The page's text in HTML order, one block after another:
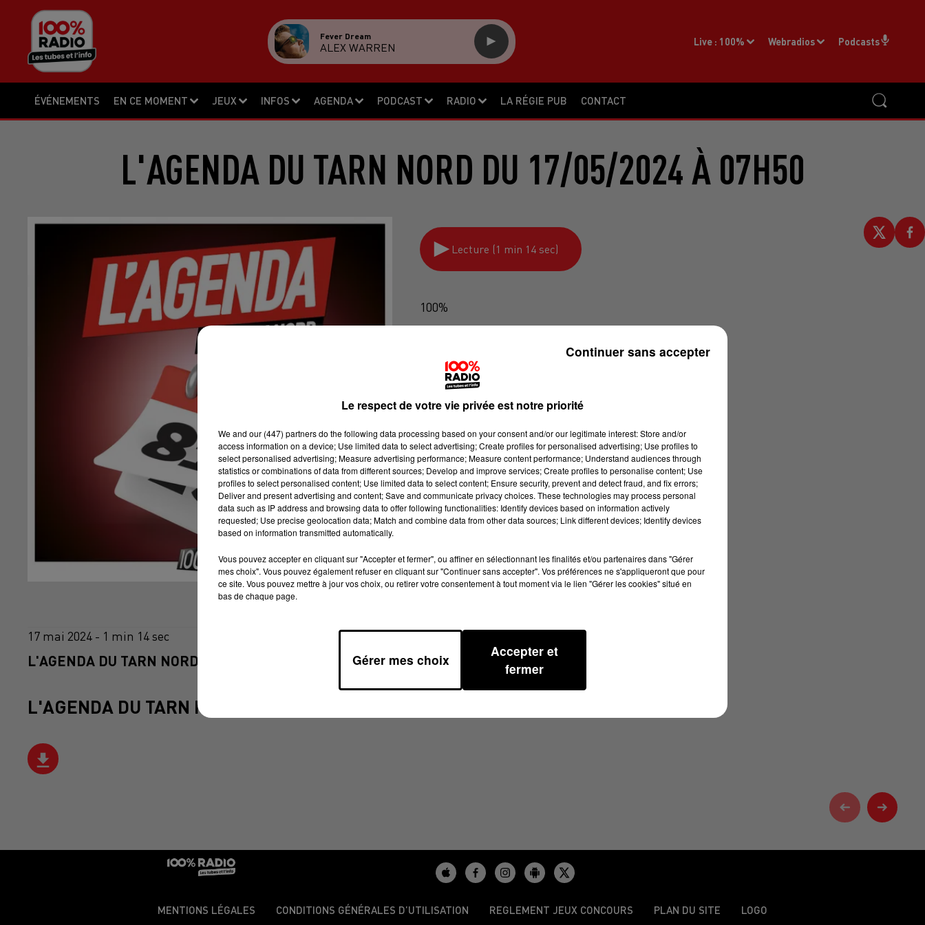
ÉVÉNEMENTS EN CE MOMENT JEUX INFOS AGENDA PODCAST RADIO LA RÉGIE PUB CONTACT
Live : 100% Webradios Podcasts
Fever Dream
ALEX WARREN
L'AGENDA DU TARN NORD DU 17/05/2024 À 07H50
Lecture (1 min 14 sec)
100%
17 mai 2024 - 1 min 14 sec
L'AGENDA DU TARN NORD DU 17/05/2024 À 07H50
L'AGENDA DU TARN NORD
MENTIONS LÉGALES CONDITIONS GÉNÉRALES D’UTILISATION REGLEMENT JEUX CONCOURS PLAN DU SITE LOGO
Le respect de votre vie privée est notre priorité
We and our (447) partnersdo the following data processing based on your consent and/or our legitimate interest: Store and/or
access information on a device; Use limited data to select advertising; Create profiles for personalised advertising; Use profiles to
select personalised advertising; Measure advertising performance; Measure content performance; Understand audiences through
statistics or combinations of data from different sources; Develop and improve services; Create profiles to personalise content; Use
profiles to select personalised content; Use limited data to select content; Ensure security, prevent and detect fraud, and fix errors;
Deliver and present advertising and content; Save and communicate privacy choices. These technologies may process personal
data such as IP address and browsing data to offer following functionalities: Identify devices based on information actively
requested; Use precise geolocation data; Match and combine data from other data sources; Link different devices; Identify devices
based on information transmitted automatically.
Vous pouvez accepter en cliquant sur "Accepter et fermer", ou affiner en sélectionnant les finalités et/ou partenaires dans "Gérer
mes choix". Vous pouvez également refuser en cliquant sur "Continuer sans accepter". Vos préférences ne s'appliqueront que pour
ce site. Vous pouvez mettre à jour vos choix, ou retirer votre consentement à tout moment via le lien "Gérer les cookies" situé en
bas de chaque page.
Gérer mes choix
Accepter et
fermer
Continuer sans accepter